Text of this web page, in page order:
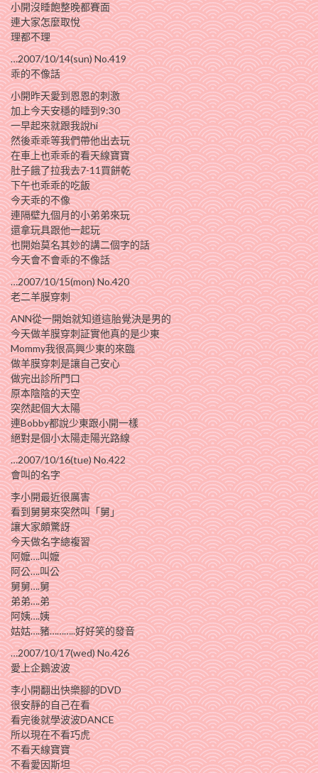
小開沒睡飽整晚都賽面
連大家怎麼取悅
理都不理
…2007/10/14(sun) No.419
乖的不像話
小開昨天愛到恩恩的刺激
加上今天安穩的睡到9:30
一早起來就跟我說hi
然後乖乖等我們帶他出去玩
在車上也乖乖的看天線寶寶
肚子餓了拉我去7-11買餅乾
下午也乖乖的吃飯
今天乖的不像
連隔壁九個月的小弟弟來玩
還拿玩具跟他一起玩
也開始莫名其妙的講二個字的話
今天會不會乖的不像話
…2007/10/15(mon) No.420
老二羊膜穿刺
ANN從一開始就知道這胎覺決是男的
今天做羊膜穿刺証實他真的是少東
Mommy我很高興少東的來臨
做羊膜穿刺是讓自己安心
做完出診所門口
原本陰陰的天空
突然起個大太陽
連Bobby都說少東跟小開一樣
絕對是個小太陽走陽光路線
…2007/10/16(tue) No.422
會叫的名字
李小開最近很厲害
看到舅舅來突然叫「舅」
讓大家頗驚訝
今天做名字總複習
阿嬤….叫嬤
阿公….叫公
舅舅….舅
弟弟….弟
阿姨….姨
姑姑….豬………..好好笑的發音
…2007/10/17(wed) No.426
愛上企鵝波波
李小開翻出快樂腳的DVD
很安靜的自己在看
看完後就學波波DANCE
所以現在不看巧虎
不看天線寶寶
不看愛因斯坦